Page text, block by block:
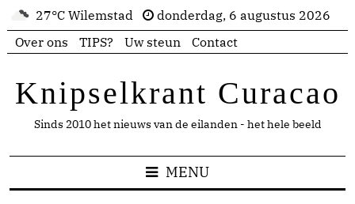
27°C Wilemstad
donderdag, 6 augustus 2026
Over ons
TIPS? Uw steun Contact
Knipselkrant Curacao
Sinds 2010 het nieuws van de eilanden - het hele beeld
MENU